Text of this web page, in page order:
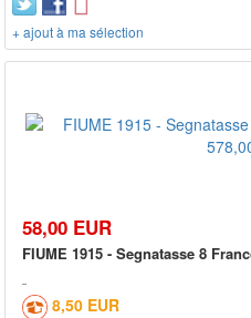
+ ajout à ma sélection
58,00 EUR
FIUME 1915 - Segnatasse 8
8,50 EUR